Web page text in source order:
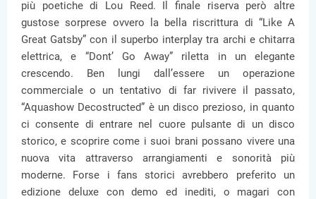
più poetiche di Lou Reed. Il finale riserva però altre
gustose sorprese ovvero la bella riscrittura di “Like A
Great Gatsby” con il superbo interplay tra archi e chitarra
elettrica, e “Dont’ Go Away” riletta in un elegante
crescendo. Ben lungi dall’essere un operazione
commerciale o un tentativo di far rivivere il passato,
“Aquashow Decostructed” è un disco prezioso, in quanto
ci consente di entrare nel cuore pulsante di un disco
storico, e scoprire come i suoi brani possano vivere una
nuova vita attraverso arrangiamenti e sonorità più
moderne. Forse i fans storici avrebbero preferito un
edizione deluxe con demo ed inediti, o magari con